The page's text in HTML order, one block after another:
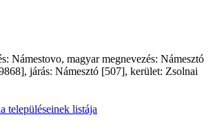
Námestovo, magyar megnevezés: Námesztó
járás: Námesztó [507], kerület: Zsolnai
településeinek listája